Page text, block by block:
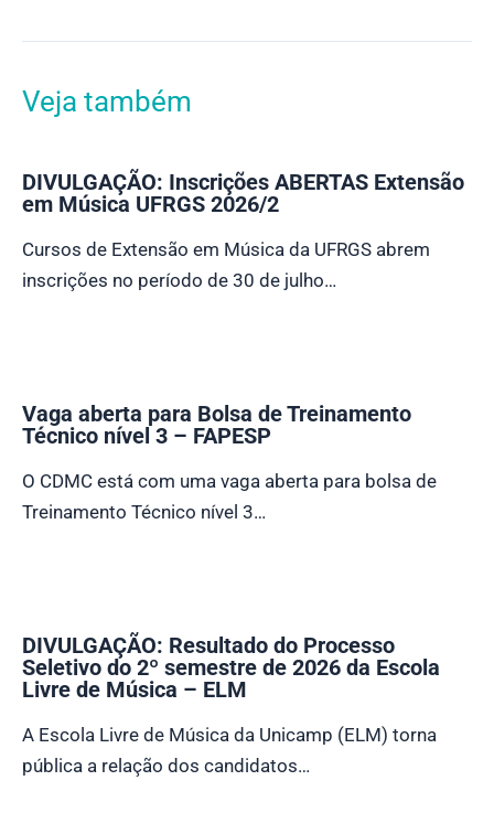
Veja também
DIVULGAÇÃO: Inscrições ABERTAS Extensão
em Música UFRGS 2026/2
Cursos de Extensão em Música da UFRGS abrem
inscrições no período de 30 de julho…
Vaga aberta para Bolsa de Treinamento
Técnico nível 3 – FAPESP
O CDMC está com uma vaga aberta para bolsa de
Treinamento Técnico nível 3…
DIVULGAÇÃO: Resultado do Processo
Seletivo do 2º semestre de 2026 da Escola
Livre de Música – ELM
A Escola Livre de Música da Unicamp (ELM) torna
pública a relação dos candidatos…